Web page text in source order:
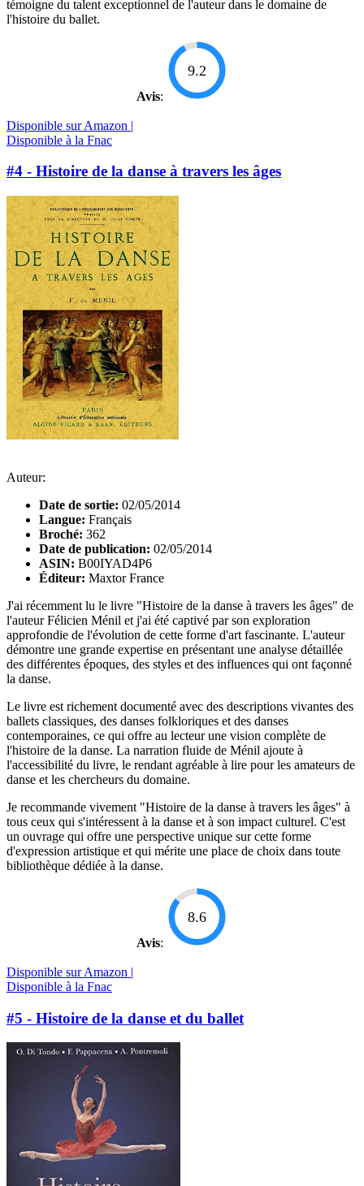
témoigne du talent exceptionnel de l'auteur dans le domaine de
l'histoire du ballet.
Avis:
9.2
Disponible sur Amazon |
Disponible à la Fnac
#4 - Histoire de la danse à travers les âges
Auteur:
Date de sortie: 02/05/2014
Langue: Français
Broché: 362
Date de publication: 02/05/2014
ASIN: B00IYAD4P6
Éditeur: Maxtor France
J'ai récemment lu le livre "Histoire de la danse à travers les âges" de
l'auteur Félicien Ménil et j'ai été captivé par son exploration
approfondie de l'évolution de cette forme d'art fascinante. L'auteur
démontre une grande expertise en présentant une analyse détaillée
des différentes époques, des styles et des influences qui ont façonné
la danse.
Le livre est richement documenté avec des descriptions vivantes des
ballets classiques, des danses folkloriques et des danses
contemporaines, ce qui offre au lecteur une vision complète de
l'histoire de la danse. La narration fluide de Ménil ajoute à
l'accessibilité du livre, le rendant agréable à lire pour les amateurs de
danse et les chercheurs du domaine.
Je recommande vivement "Histoire de la danse à travers les âges" à
tous ceux qui s'intéressent à la danse et à son impact culturel. C'est
un ouvrage qui offre une perspective unique sur cette forme
d'expression artistique et qui mérite une place de choix dans toute
bibliothèque dédiée à la danse.
Avis:
8.6
Disponible sur Amazon |
Disponible à la Fnac
#5 - Histoire de la danse et du ballet